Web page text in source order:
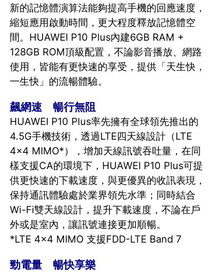
新的記憶體演算法能夠提高手機的回應速度，
縮短應用啟動時間，更大程度釋放記憶體空
間。HUAWEI P10 Plus內建6GB RAM +
128GB ROM頂級配置，不論影音播放、網路
使用，皆能有更快速的享受，提供「天生快，
一生快」的流暢體驗。
飆網速 暢行無阻
HUAWEI P10 Plus率先擁有全球領先推出的
4.5G手機技術，透過LTE四天線設計（LTE
4x4 MIMO*），增加天線訊號吞吐量，在同
樣支援CA的環境下，HUAWEI P10 Plus可提
供更快速的下載速度，與更優異的收訊表現，
保持通訊體驗處於業界領先水準；同時結合
Wi-Fi雙天線設計，提升下載速度，不論在戶
外或是室內，讓訊號連接更加順暢。
*LTE 4x4 MIMO 支援FDD-LTE Band 7
勁電量 暢快享樂